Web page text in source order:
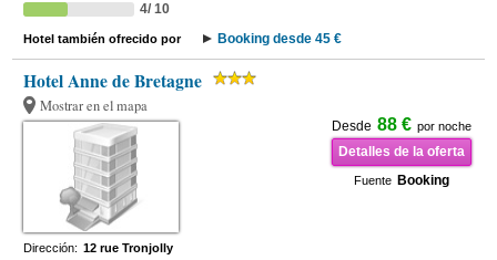
4/ 10
Hotel también ofrecido por Booking desde 45 €
Hotel Anne de Bretagne
Mostrar en el mapa
Desde 88 € por noche
Detalles de la oferta
Fuente Booking
Dirección: 12 rue Tronjolly